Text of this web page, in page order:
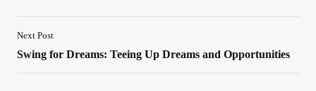
Next Post
Swing for Dreams: Teeing Up Dreams and Opportunities